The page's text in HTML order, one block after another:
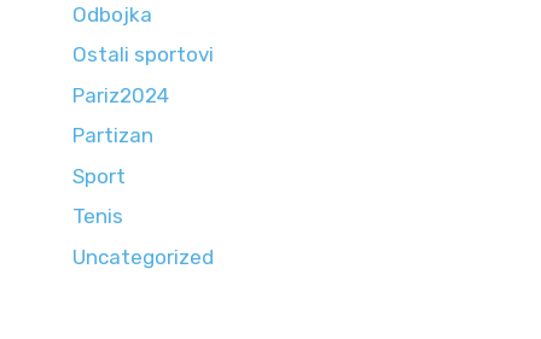
Odbojka
Ostali sportovi
Pariz2024
Partizan
Sport
Tenis
Uncategorized